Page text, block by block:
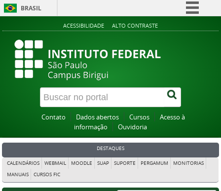
BRASIL
Simplifique!
Participe
Legislação
ACESSIBILIDADE ALTO CONTRASTE
Contato Dados abertos Cursos
Acesso à
informação
Ouvidoria
DESTAQUES
CALENDÁRIOS WEBMAIL MOODLE SUAP SUPORTE PERGAMUM
MONITORIAS
MANUAIS
CURSOS FIC